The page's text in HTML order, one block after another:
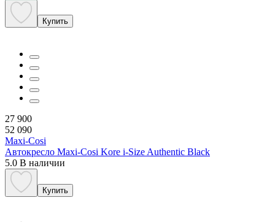
Купить
27 900
52 090
Maxi-Cosi
Автокресло Maxi-Cosi Kore i-Size Authentic Black
5.0 В наличии
Купить